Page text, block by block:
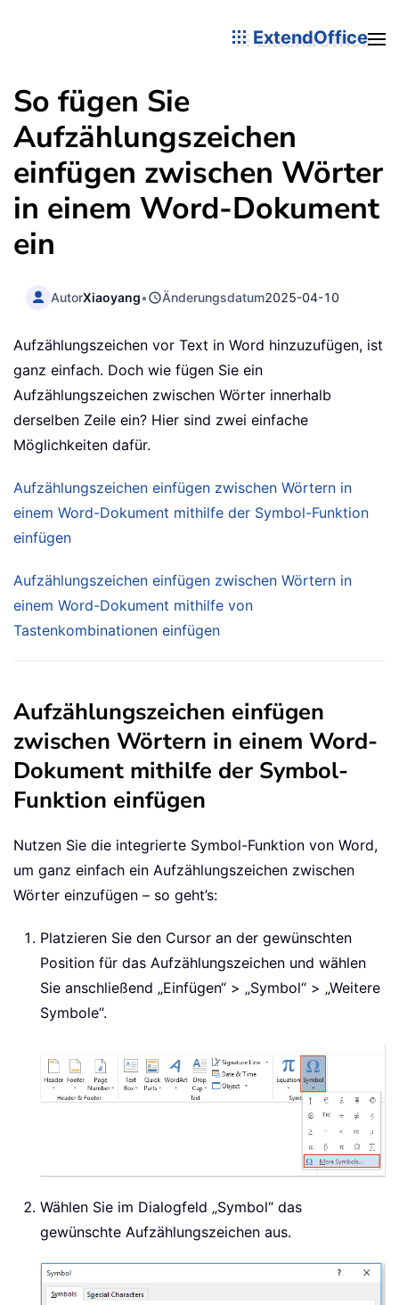
ExtendOffice
So fügen Sie
Aufzählungszeichen
einfügen zwischen Wörter
in einem Word-Dokument
ein
AutorXiaoyang• Änderungsdatum2025-04-10
Aufzählungszeichen vor Text in Word hinzuzufügen, ist
ganz einfach. Doch wie fügen Sie ein
Aufzählungszeichen zwischen Wörter innerhalb
derselben Zeile ein? Hier sind zwei einfache
Möglichkeiten dafür.
Aufzählungszeichen einfügen zwischen Wörtern in
einem Word-Dokument mithilfe der Symbol-Funktion
einfügen
Aufzählungszeichen einfügen zwischen Wörtern in
einem Word-Dokument mithilfe von
Tastenkombinationen einfügen
Aufzählungszeichen einfügen
zwischen Wörtern in einem Word-
Dokument mithilfe der Symbol-
Funktion einfügen
Nutzen Sie die integrierte Symbol-Funktion von Word,
um ganz einfach ein Aufzählungszeichen zwischen
Wörter einzufügen – so geht’s:
Platzieren Sie den Cursor an der gewünschten
Position für das Aufzählungszeichen und wählen
Sie anschließend „Einfügen“ > „Symbol“ > „Weitere
Symbole“.
Wählen Sie im Dialogfeld „Symbol“ das
gewünschte Aufzählungszeichen aus.